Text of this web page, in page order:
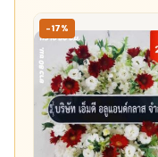
-17%